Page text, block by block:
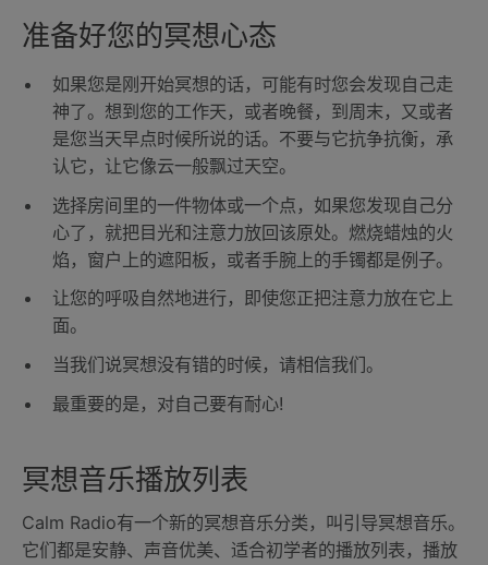
准备好您的冥想心态
如果您是刚开始冥想的话，可能有时您会发现自己走
神了。想到您的工作天，或者晚餐，到周末，又或者
是您当天早点时候所说的话。不要与它抗争抗衡，承
认它，让它像云一般飘过天空。
选择房间里的一件物体或一个点，如果您发现自己分
心了，就把目光和注意力放回该原处。燃烧蜡烛的火
焰，窗户上的遮阳板，或者手腕上的手镯都是例子。
让您的呼吸自然地进行，即使您正把注意力放在它上
面。
当我们说冥想没有错的时候，请相信我们。
最重要的是，对自己要有耐心!
冥想音乐播放列表
Calm Radio有一个新的冥想音乐分类，叫引导冥想音乐。
它们都是安静、声音优美、适合初学者的播放列表，播放